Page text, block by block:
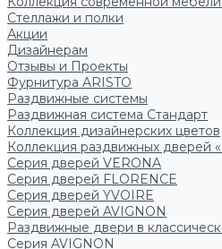
Стеллажи и полки
Акции
Дизайнерам
Отзывы и Проекты
Фурнитура ARISTO
Раздвижные системы
Раздвижная система Стандарт
Коллекция дизайнерских цветов
Коллекция раздвижных дверей
Серия дверей VERONA
Серия дверей FLORENCE
Серия дверей YVOIRE
Серия дверей AVIGNON
Раздвижные двери в
Серия AVIGNON